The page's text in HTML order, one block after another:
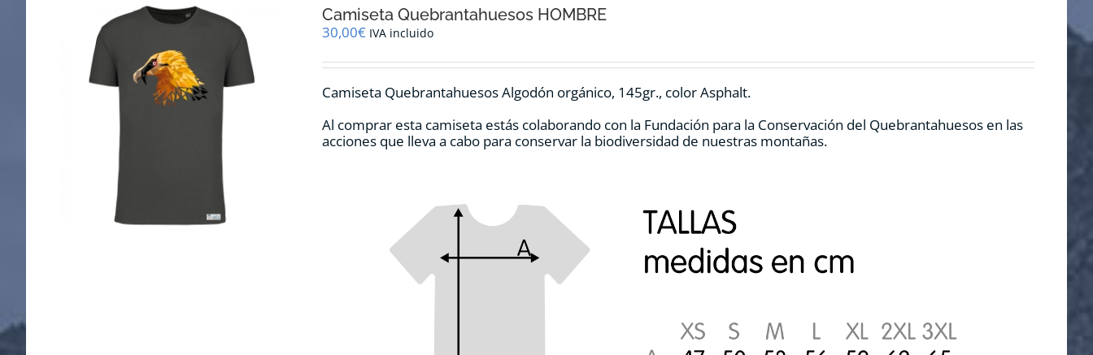
Camiseta Quebrantahuesos HOMBRE
30,00€ IVA incluido
Camiseta Quebrantahuesos Algodón orgánico, 145gr., color Asphalt.
Al comprar esta camiseta estás colaborando con la Fundación para la Conservación del Quebrantahuesos en las
acciones que lleva a cabo para conservar la biodiversidad de nuestras montañas.